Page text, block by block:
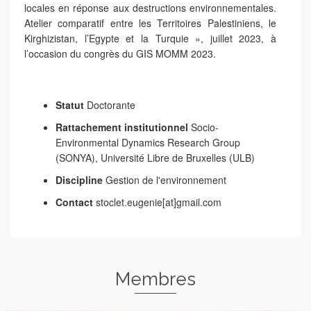
locales en réponse aux destructions environnementales.
Atelier comparatif entre les Territoires Palestiniens, le
Kirghizistan, l’Egypte et la Turquie », juillet 2023, à
l’occasion du congrès du GIS MOMM 2023.
Statut Doctorante
Rattachement institutionnel Socio-
Environmental Dynamics Research Group
(SONYA), Université Libre de Bruxelles (ULB)
Discipline Gestion de l'environnement
Contact stoclet.eugenie[at]gmail.com
Membres